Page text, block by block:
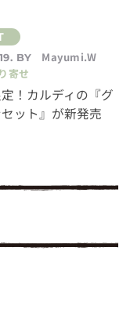
BY
Mayumi.W
寄せ
！カルディの『グ
ット』が新発売